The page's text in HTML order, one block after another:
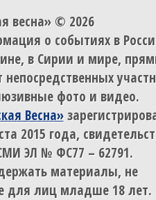
весна» © 2026
о событиях в
в Сирии и мире,
фото и видео.
Весна»
2015 года,
ЭЛ № ФС77 – 62791.
материалы, не
для лиц младше 18 лет.